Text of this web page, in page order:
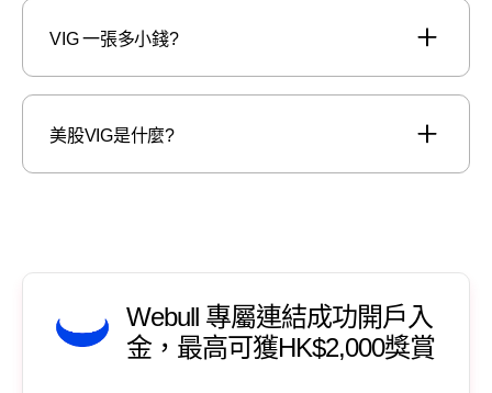
VIG 一張多小錢?
美股VIG是什麼?
Webull 專屬連結成功開戶入
金，最高可獲HK$2,000獎賞